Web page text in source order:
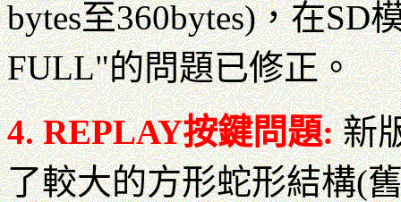
bytes至360bytes)，在SD
FULL"的問題已修正。
4. REPLAY按鍵問題:新
了較大的方形蛇形結構(